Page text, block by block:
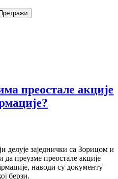
преостале акције
делује заједнички са Зорицом и
преузме преостале акције
наводи су документу
берзи.